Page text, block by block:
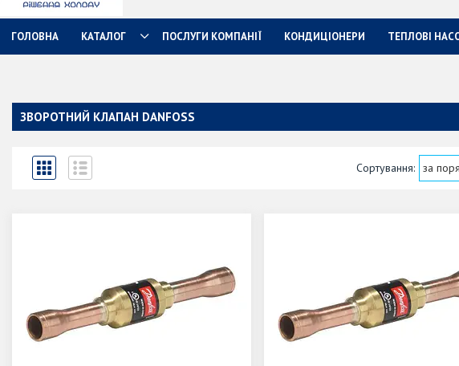
ГОЛОВНА КАТАЛОГ ПОСЛУГИ КОМПАНІЇ КОНДИЦІОНЕРИ ТЕПЛОВІ
ЗВОРОТНИЙ КЛАПАН DANFOSS